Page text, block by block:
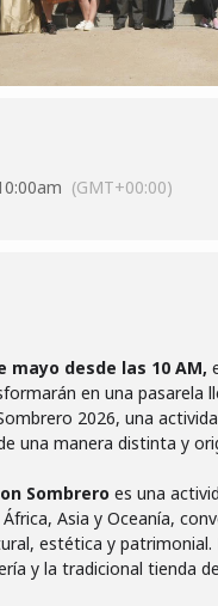
(GMT+00:00)
mayo desde las 10 AM,
en una pasarela
2026, una
una manera distinta y
Sombrero es una
Asia y Oceanía,
estética y patrimonial.
y la tradicional tienda